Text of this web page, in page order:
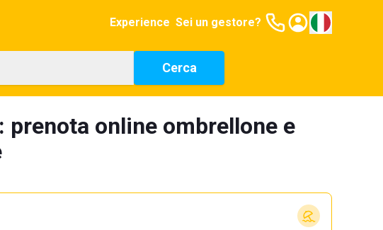
Experience Sei un gestore?
Cerca
prenota online ombrellone e